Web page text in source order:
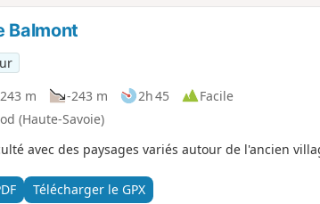
Balmont
m -243 m 2h 45
Facile
(Haute-Savoie)
avec des paysages variés autour de l'ancien
Télécharger le GPX